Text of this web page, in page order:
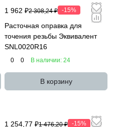
1 962 ₽2 308,24 ₽ -15%
Расточная оправка для
точения резьбы Эквивалент
SNL0020R16
0 0 В наличии: 24
В корзину
1 254,77 ₽1 476,20 ₽ -15%